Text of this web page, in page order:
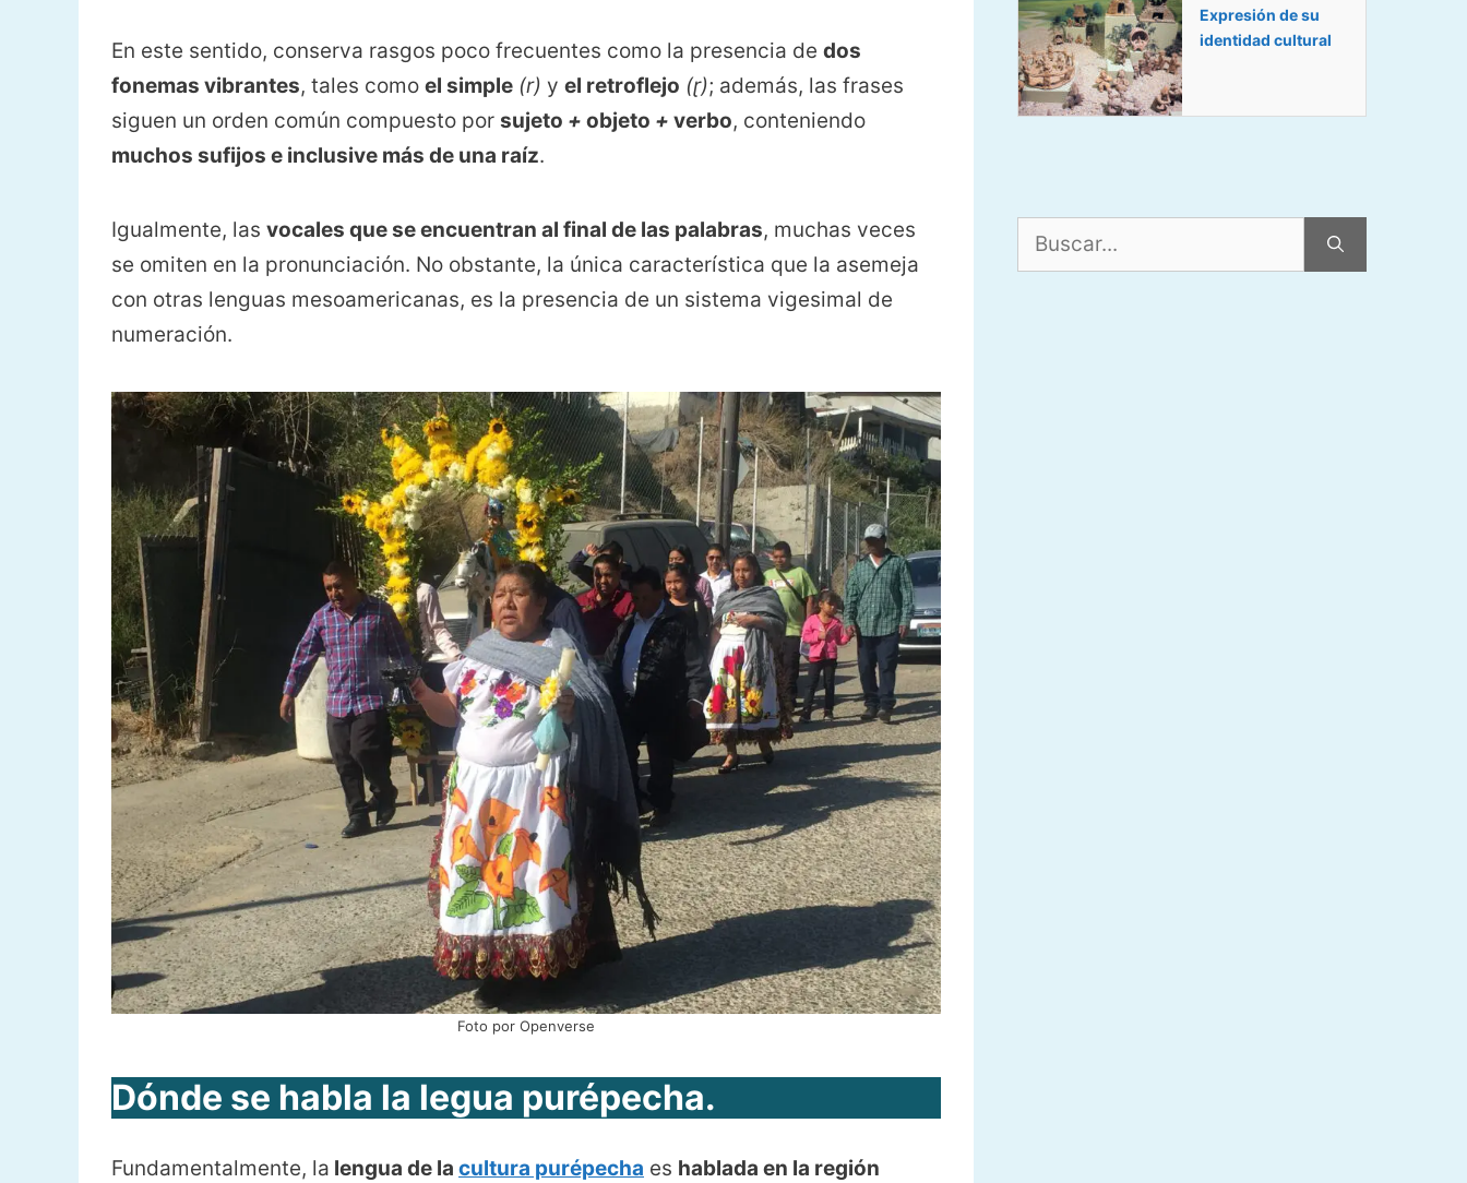
En este sentido, conserva rasgos poco frecuentes como la presencia de dos
fonemas vibrantes, tales como el simple (r) y el retroflejo (ɽ); además, las frases
siguen un orden común compuesto por sujeto + objeto + verbo, conteniendo
muchos sufijos e inclusive más de una raíz.
Igualmente, las vocales que se encuentran al final de las palabras, muchas veces
se omiten en la pronunciación. No obstante, la única característica que la asemeja
con otras lenguas mesoamericanas, es la presencia de un sistema vigesimal de
numeración.
Foto por Openverse
Dónde se habla la legua purépecha.
Fundamentalmente, la lengua de la cultura purépecha es hablada en la región
Expresión de su
identidad cultural